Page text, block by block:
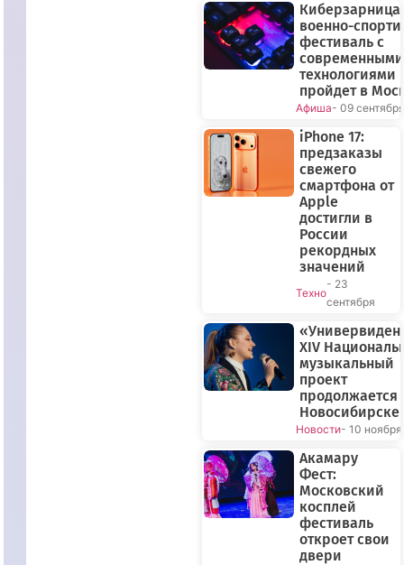
военно-
фестиваль с
современными
технологиями
пройдет в
Афиша- 09 сентября
iPhone 17:
предзаказы
свежего
смартфона от
Apple
достигли в
России
рекордных
значений
Техно
- 23
сентября
XIV
музыкальный
проект
продолжается
Новосибирске
Новости- 10 ноября
Акамару
Фест:
Московский
косплей
фестиваль
откроет свои
двери